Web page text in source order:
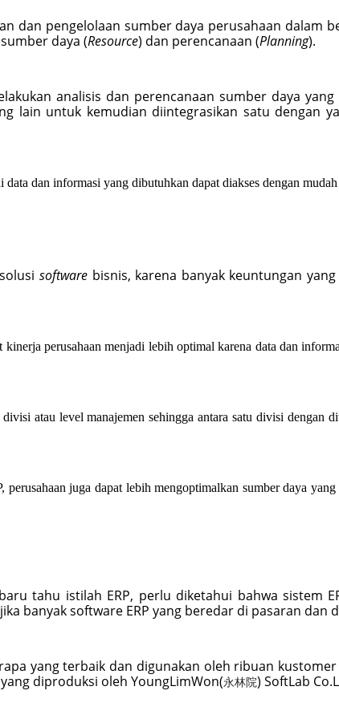
dan pengelolaan sumber daya perusahaan dalam
daya (Resource) dan perencanaan (Planning).
analisis dan perencanaan sumber daya
lain untuk kemudian diintegrasikan satu dengan
dan informasi yang dibutuhkan dapat diakses dengan
software bisnis, karena banyak keuntungan
perusahaan menjadi lebih optimal karena data dan
atau level manajemen sehingga antara satu divisi
juga dapat lebih mengoptimalkan sumber daya
tahu istilah ERP, perlu diketahui bahwa sistem
banyak software ERP yang beredar di pasaran
yang terbaik dan digunakan oleh ribuan
yang diproduksi oleh YoungLimWon(永林院) SoftLab